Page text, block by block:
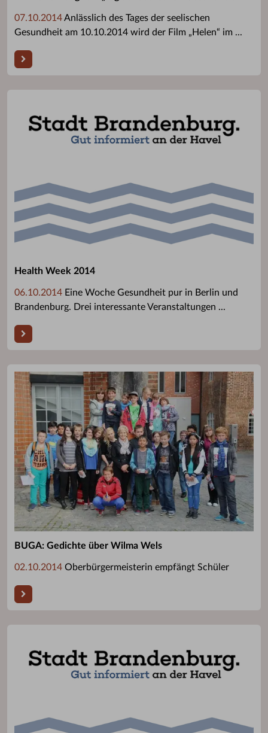
07.10.2014Anlässlich des Tages der seelischen
Gesundheit am 10.10.2014 wird der Film „Helen“ im ...
Health Week 2014
06.10.2014 Eine Woche Gesundheit pur in Berlin und
Brandenburg. Drei interessante Veranstaltungen ...
BUGA: Gedichte über Wilma Wels
02.10.2014 Oberbürgermeisterin empfängt Schüler